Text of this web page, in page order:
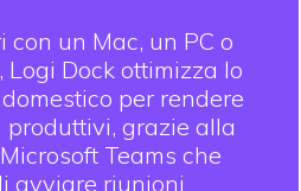
con un Mac, un PC o
Logi Dock ottimizza lo
per rendere
grazie alla
Teams che
avviare riunioni